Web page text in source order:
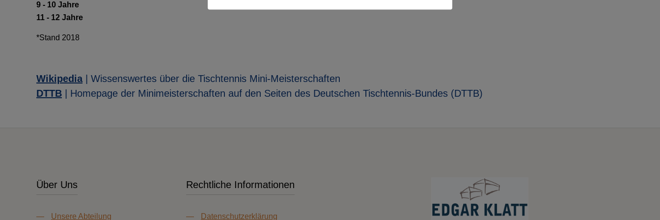
9 - 10 Jahre
11 - 12 Jahre
*Stand 2018
Wikipedia| Wissenswertes über die Tischtennis Mini-Meisterschaften
DTTB | Homepage der Minimeisterschaften auf den Seiten des Deutschen Tischtennis-Bundes (DTTB)
Über Uns
— Unsere Abteilung
Rechtliche Informationen
— Datenschutzerklärung